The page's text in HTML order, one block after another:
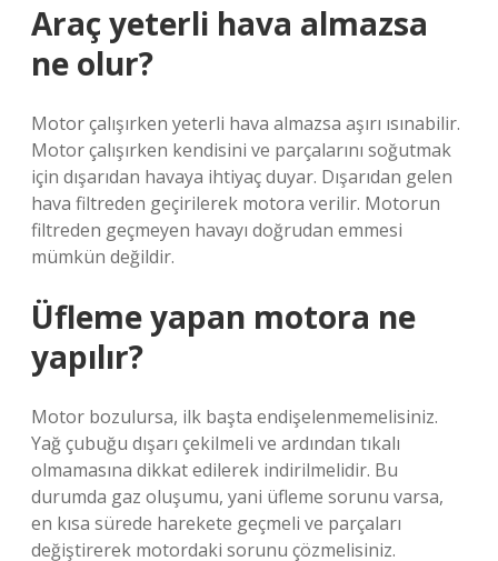
Araç yeterli hava almazsa
ne olur?
Motor çalışırken yeterli hava almazsa aşırı ısınabilir.
Motor çalışırken kendisini ve parçalarını soğutmak
için dışarıdan havaya ihtiyaç duyar. Dışarıdan gelen
hava filtreden geçirilerek motora verilir. Motorun
filtreden geçmeyen havayı doğrudan emmesi
mümkün değildir.
Üfleme yapan motora ne
yapılır?
Motor bozulursa, ilk başta endişelenmemelisiniz.
Yağ çubuğu dışarı çekilmeli ve ardından tıkalı
olmamasına dikkat edilerek indirilmelidir. Bu
durumda gaz oluşumu, yani üfleme sorunu varsa,
en kısa sürede harekete geçmeli ve parçaları
değiştirerek motordaki sorunu çözmelisiniz.